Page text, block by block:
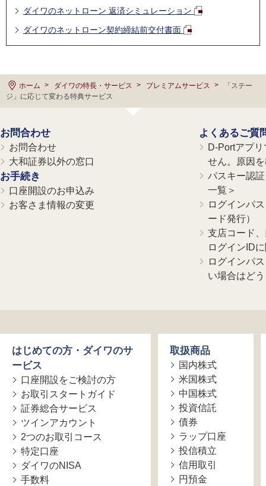
ダイワのネットローン 返済シミュレーション
ダイワのネットローン契約締結前交付書面
ホーム ダイワの特長・サービス プレミアムサービス
「ステー
ジ」に応じて変わる特典サービス
お問合わせ
お問合わせ
大和証券以外の窓口
お手続き
口座開設のお申込み
お客さま情報の変更
よくあるご質
D-Portアプ
せん。原因
パスキー認
一覧＞
ログインパ
ード発行）
支店コード
ログインID
ログインパ
い場合はど
はじめての方・ダイワのサ
ービス
口座開設をご検討の方
お取引スタートガイド
証券総合サービス
ツインアカウント
2つのお取引コース
特定口座
ダイワのNISA
手数料
取扱商品
国内株式
米国株式
中国株式
投資信託
債券
ラップ口座
投信積立
信用取引
円預金